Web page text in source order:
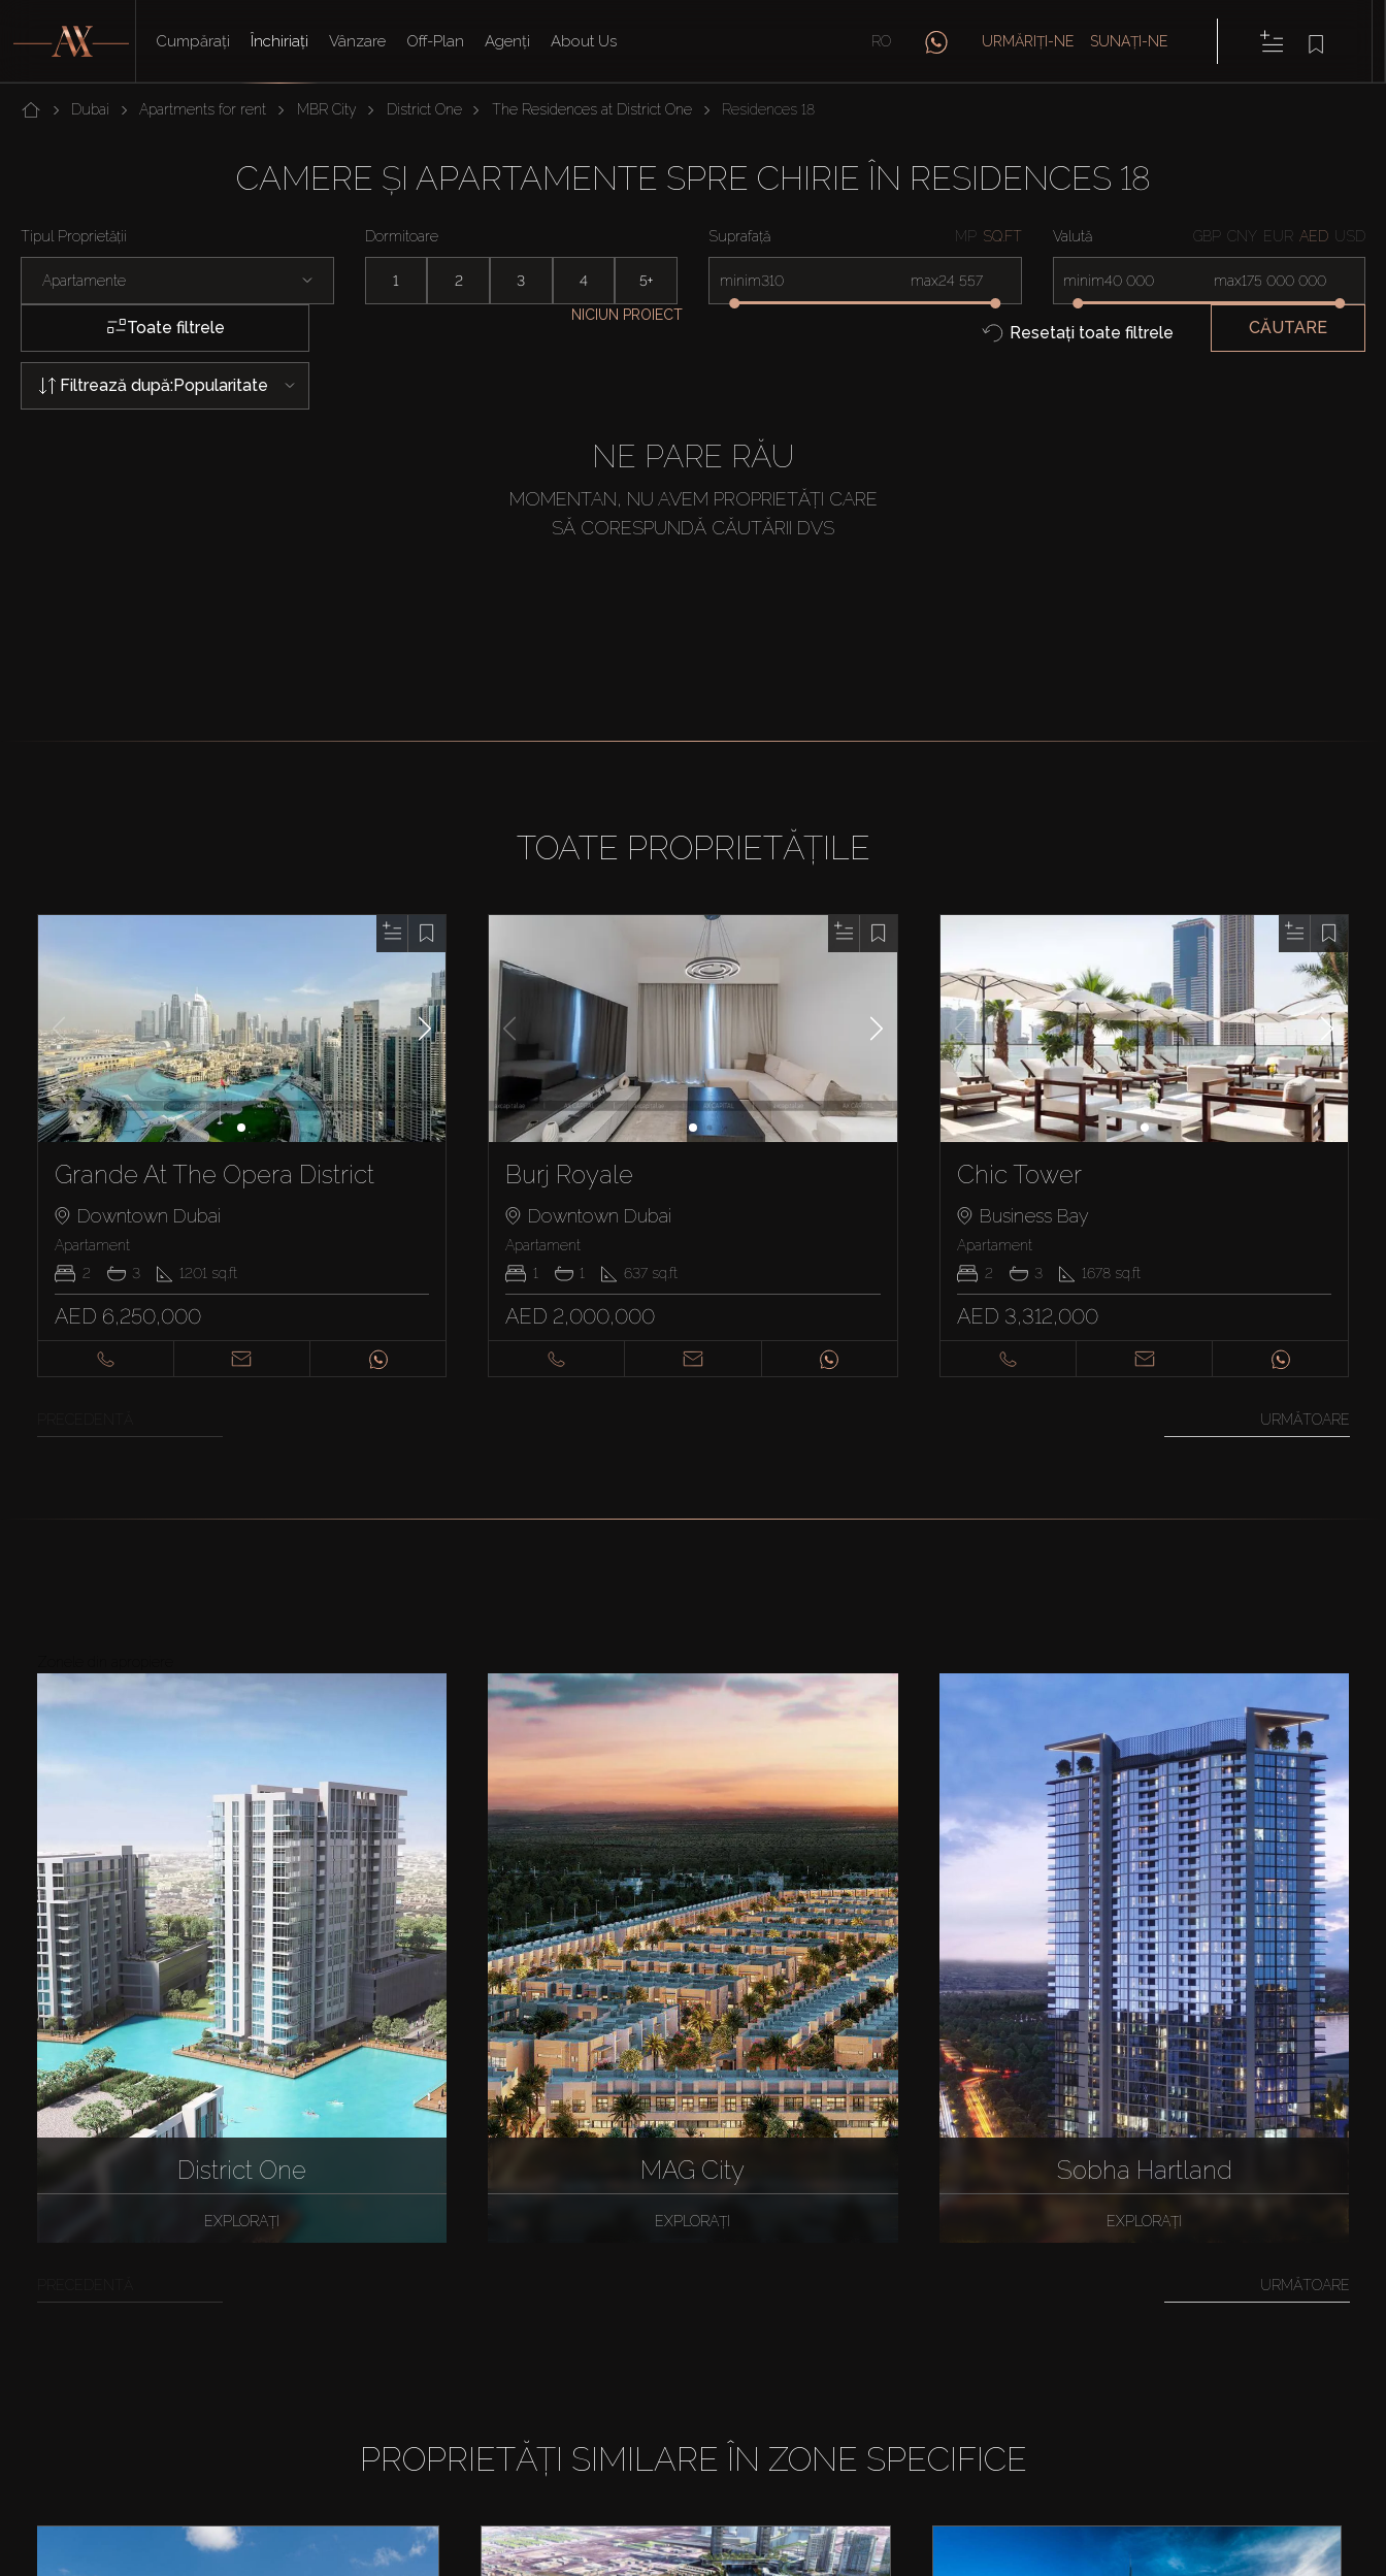
Cumpărați Închiriați Vânzare Off-Plan Agenți About Us RO URMĂRIȚI-NE SUNAȚI-NE
Dubai Apartments for rent MBR City District One The Residences at District One Residences 18
CAMERE ȘI APARTAMENTE SPRE CHIRIE ÎN RESIDENCES 18
Tipul Proprietății
Apartamente
Dormitoare
1 2 3 4 5+
Suprafață MP SQ.FT
minim max
Valută GBP CNY EUR AED USD
minim max
Toate filtrele
NICIUN PROIECT
Resetați toate filtrele CĂUTARE
Filtrează după:Popularitate
NE PARE RĂU
MOMENTAN, NU AVEM PROPRIETĂȚI CARE
SĂ CORESPUNDĂ CĂUTĂRII DVS
TOATE PROPRIETĂȚILE
Grande At The Opera District
Downtown Dubai
Apartament
2
3 1201 sq.ft
AED 6,250,000
Burj Royale
Downtown Dubai
Apartament
1
1 637 sq.ft
AED 2,000,000
Chic Tower
Business Bay
Apartament
2
3 1678 sq.ft
AED 3,312,000
URMĂTOARE
District One
EXPLORAȚI
MAG City
EXPLORAȚI
Sobha Hartland
EXPLORAȚI
URMĂTOARE
PROPRIETĂȚI SIMILARE ÎN ZONE SPECIFICE